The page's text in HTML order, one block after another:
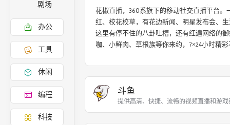
剧场
办公
工具
休闲
编程
科技
主
页
花椒直播，360系旗下的移动社交直播平台
红、校花校草，有花边新闻、明星发布会、
这里有停不住的八卦吐槽，还有红遍网络的
斗鱼
提供高清、快捷、流畅的视频直播和游